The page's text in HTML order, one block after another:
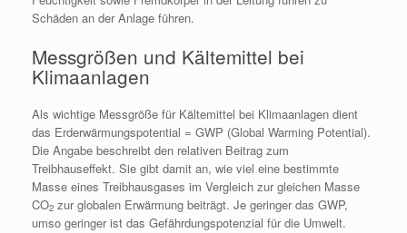
Schäden an der Anlage führen.
Messgrößen und Kältemittel bei
Klimaanlagen
Als wichtige Messgröße für Kältemittel bei Klimaanlagen dient
das Erderwärmungspotential = GWP (Global Warming Potential).
Die Angabe beschreibt den relativen Beitrag zum
Treibhauseffekt. Sie gibt damit an, wie viel eine bestimmte
Masse eines Treibhausgases im Vergleich zur gleichen Masse
CO2 zur globalen Erwärmung beiträgt. Je geringer das GWP,
umso geringer ist das Gefährdungspotenzial für die Umwelt.